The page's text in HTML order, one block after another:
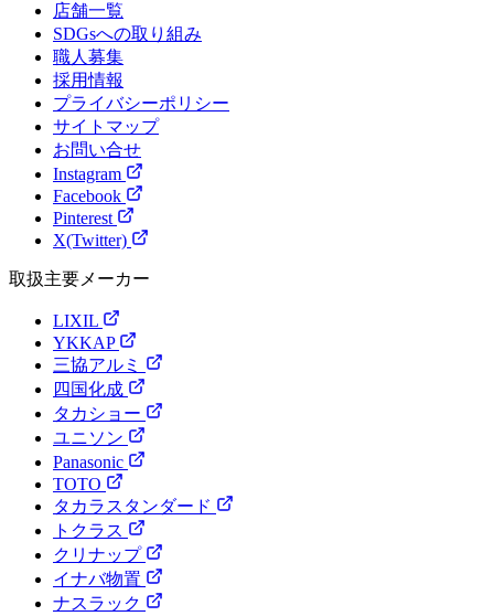
店舗一覧
SDGsへの取り組み
職人募集
採用情報
プライバシーポリシー
サイトマップ
お問い合せ
Instagram
Facebook
Pinterest
X(Twitter)
取扱主要メーカー
LIXIL
YKKAP
三協アルミ
四国化成
タカショー
ユニソン
Panasonic
TOTO
タカラスタンダード
トクラス
クリナップ
イナバ物置
ナスラック